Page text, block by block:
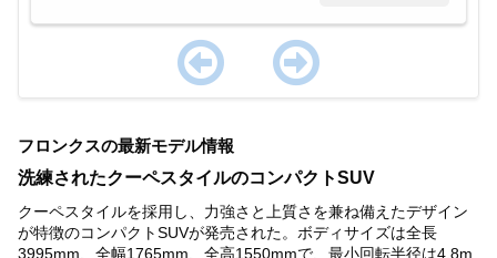
of
1
フロンクスの最新モデル情報
洗練されたクーペスタイルのコンパクトSUV
クーペスタイルを採用し、力強さと上質さを兼ね備えたデザイン
が特徴のコンパクトSUVが発売された。ボディサイズは全長
3995mm、全幅1765mm、全高1550mmで、最小回転半径は4.8m